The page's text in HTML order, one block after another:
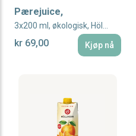
Pærejuice,
kr 69,00 Kjøp nå